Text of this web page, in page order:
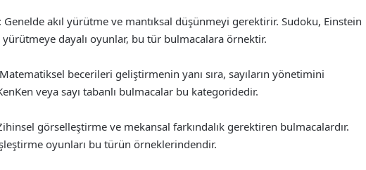
: Genelde akıl yürütme ve mantıksal düşünmeyi gerektirir. Sudoku, Einstein
yürütmeye dayalı oyunlar, bu tür bulmacalara örnektir.
becerileri geliştirmenin yanı sıra, sayıların yönetimini
veya sayı tabanlı bulmacalar bu kategoridedir.
görselleştirme ve mekansal farkındalık gerektiren bulmacalardır.
oyunları bu türün örneklerindendir.